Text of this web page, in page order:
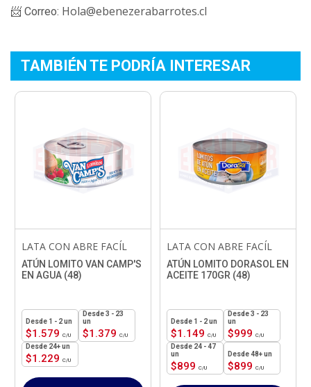
📨 Correo: Hola@ebenezerabarrotes.cl
TAMBIÉN TE PODRÍA INTERESAR
LATA CON ABRE FACÍL
ATÚN LOMITO VAN CAMP'S
EN AGUA (48)
$1.579
1 - 2un
$1.379
3 - 23
un
$1.229
24+ un
LATA CON ABRE FACÍL
ATÚN LOMITO DORASOL EN
ACEITE 170GR (48)
$1.149
1 - 2un
$999
3 - 23
un
$899
24 - 47
un
$899
48+ un